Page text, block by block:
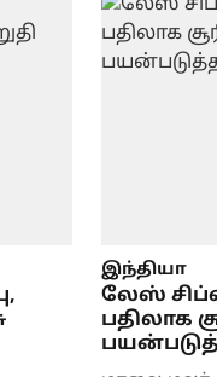
இந்தியா
லேஸ்
பதிலாக